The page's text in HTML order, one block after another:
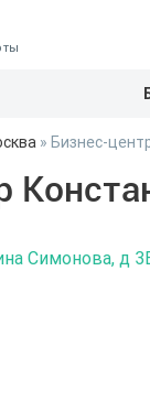
» Бизнес-
Симонова, д